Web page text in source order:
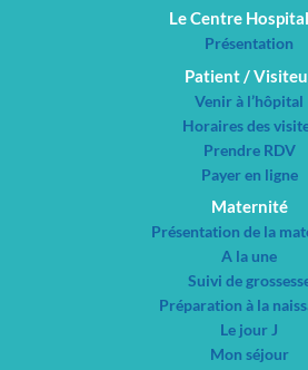
Le Centre
Présentation
Patient /
Venir à l’hôpital
Horaires des
Prendre RDV
Payer en ligne
Maternité
Présentation de la
A la une
Suivi de
Préparation à la
Le jour J
Mon séjour